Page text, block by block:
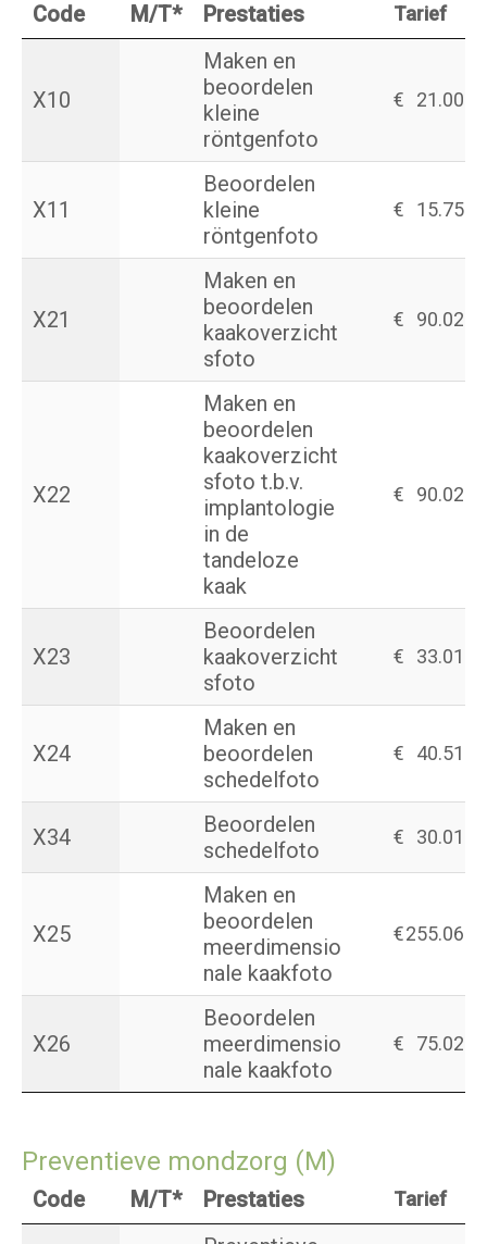
Code M/T* Prestaties Tarief
X10
Maken en
beoordelen
kleine
röntgenfoto
€ 21.00
X11
Beoordelen
kleine
röntgenfoto
€ 15.75
X21
Maken en
beoordelen
kaakoverzicht
sfoto
€ 90.02
X22
Maken en
beoordelen
kaakoverzicht
sfoto t.b.v.
implantologie
in de
tandeloze
kaak
€ 90.02
X23
Beoordelen
kaakoverzicht
sfoto
€ 33.01
X24
Maken en
beoordelen
schedelfoto
€ 40.51
X34
Beoordelen
schedelfoto
€ 30.01
X25
Maken en
beoordelen
meerdimensio
nale kaakfoto
€255.06
X26
Beoordelen
meerdimensio
nale kaakfoto
€ 75.02
Preventieve mondzorg (M)
Code M/T* Prestaties Tarief